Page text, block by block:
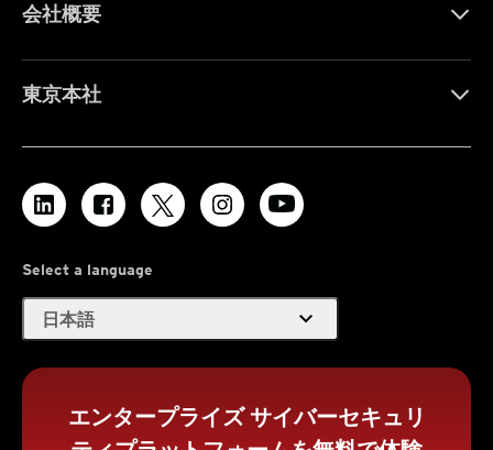
会社概要
東京本社
Select a language
日本語 expand_more
エンタープライズ サイバーセキュリ